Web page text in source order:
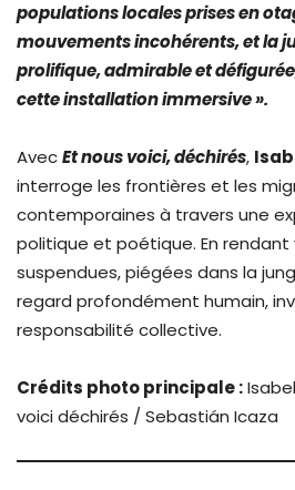
populations locales prises en
mouvements incohérents, et la
prolifique, admirable et
cette installation immersive ».
AvecEt nous voici, déchirés,
interroge les frontières et les
contemporaines à travers une
politique et poétique. En rendant
suspendues, piégées dans la
regard profondément humain,
responsabilité collective.
Crédits photo principale :
voici déchirés / Sebastián Icaza